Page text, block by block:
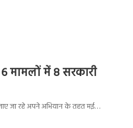
मामलों में 8 सरकारी
जा रहे अपने अभियान के तहत मई…